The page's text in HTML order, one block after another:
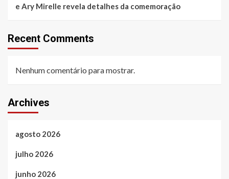
e Ary Mirelle revela detalhes da comemoração
Recent Comments
Nenhum comentário para mostrar.
Archives
agosto 2026
julho 2026
junho 2026